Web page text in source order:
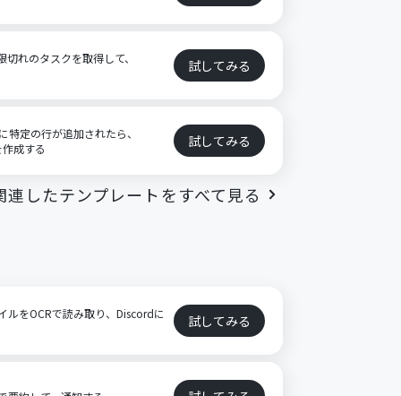
れのタスクを取得して、
試してみる
定の行が追加されたら、
成する
試してみる
連したテンプレートをすべて見る
ルをOCRで読み取り、Discordに
試してみる